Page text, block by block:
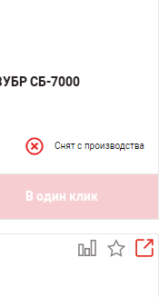
СБ-7000
В один клик